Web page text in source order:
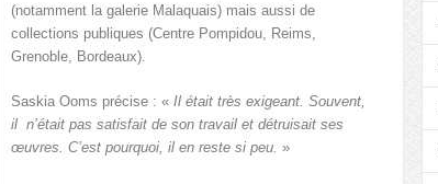
(notamment la galerie Malaquais) mais aussi de
collections publiques (Centre Pompidou, Reims,
Grenoble, Bordeaux).
Saskia Ooms précise : « Il était très exigeant. Souvent,
il n’était pas satisfait de son travail et détruisait ses
œuvres. C’est pourquoi, il en reste si peu. »